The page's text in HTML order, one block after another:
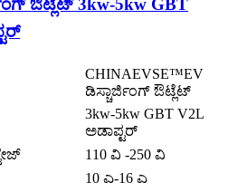
ಔಟ್ಲೆಟ್ 3kw-5kw GBT
CHINAEVSE™️EV
ಡಿಸ್ಚಾರ್ಜಿಂಗ್ ಔಟ್ಲೆಟ್
3kw-5kw GBT V2L
ಅಡಾಪ್ಟರ್
110 ವಿ -250 ವಿ
10 ಎ-16 ಎ